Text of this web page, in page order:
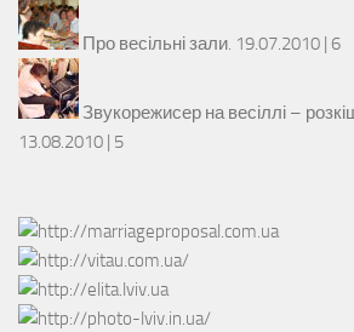
Про весільні зали. 19.07.2010 | 6
Звукорежисер на весіллі –
13.08.2010 | 5